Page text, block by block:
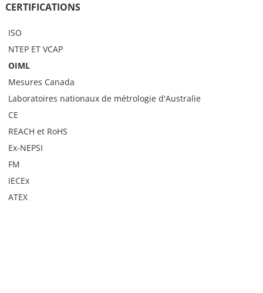
CERTIFICATIONS
ISO
NTEP ET VCAP
OIML
Mesures Canada
Laboratoires nationaux de métrologie d'Australie
CE
REACH et RoHS
Ex-NEPSI
FM
IECEx
ATEX